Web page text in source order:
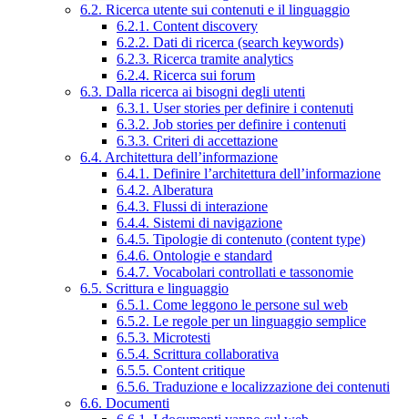
6.2. Ricerca utente sui contenuti e il linguaggio
6.2.1. Content discovery
6.2.2. Dati di ricerca (search keywords)
6.2.3. Ricerca tramite analytics
6.2.4. Ricerca sui forum
6.3. Dalla ricerca ai bisogni degli utenti
6.3.1. User stories per definire i contenuti
6.3.2. Job stories per definire i contenuti
6.3.3. Criteri di accettazione
6.4. Architettura dell’informazione
6.4.1. Definire l’architettura dell’informazione
6.4.2. Alberatura
6.4.3. Flussi di interazione
6.4.4. Sistemi di navigazione
6.4.5. Tipologie di contenuto (content type)
6.4.6. Ontologie e standard
6.4.7. Vocabolari controllati e tassonomie
6.5. Scrittura e linguaggio
6.5.1. Come leggono le persone sul web
6.5.2. Le regole per un linguaggio semplice
6.5.3. Microtesti
6.5.4. Scrittura collaborativa
6.5.5. Content critique
6.5.6. Traduzione e localizzazione dei contenuti
6.6. Documenti